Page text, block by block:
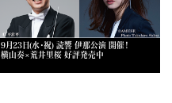
9月23日(水・祝) 読響 伊那公演 開催！
横山奏×荒井里桜 好評発売中